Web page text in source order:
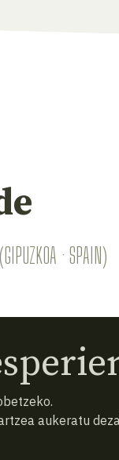
· SPAIN)
aukeratu